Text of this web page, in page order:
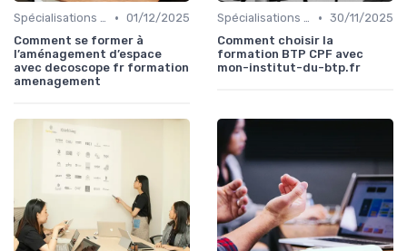
Spécialisations sectorielles • 01/12/2025
Comment se former à
l’aménagement d’espace
avec decoscope fr formation
amenagement
Spécialisations sectorielles • 30/11/2025
Comment choisir la
formation BTP CPF avec
mon-institut-du-btp.fr